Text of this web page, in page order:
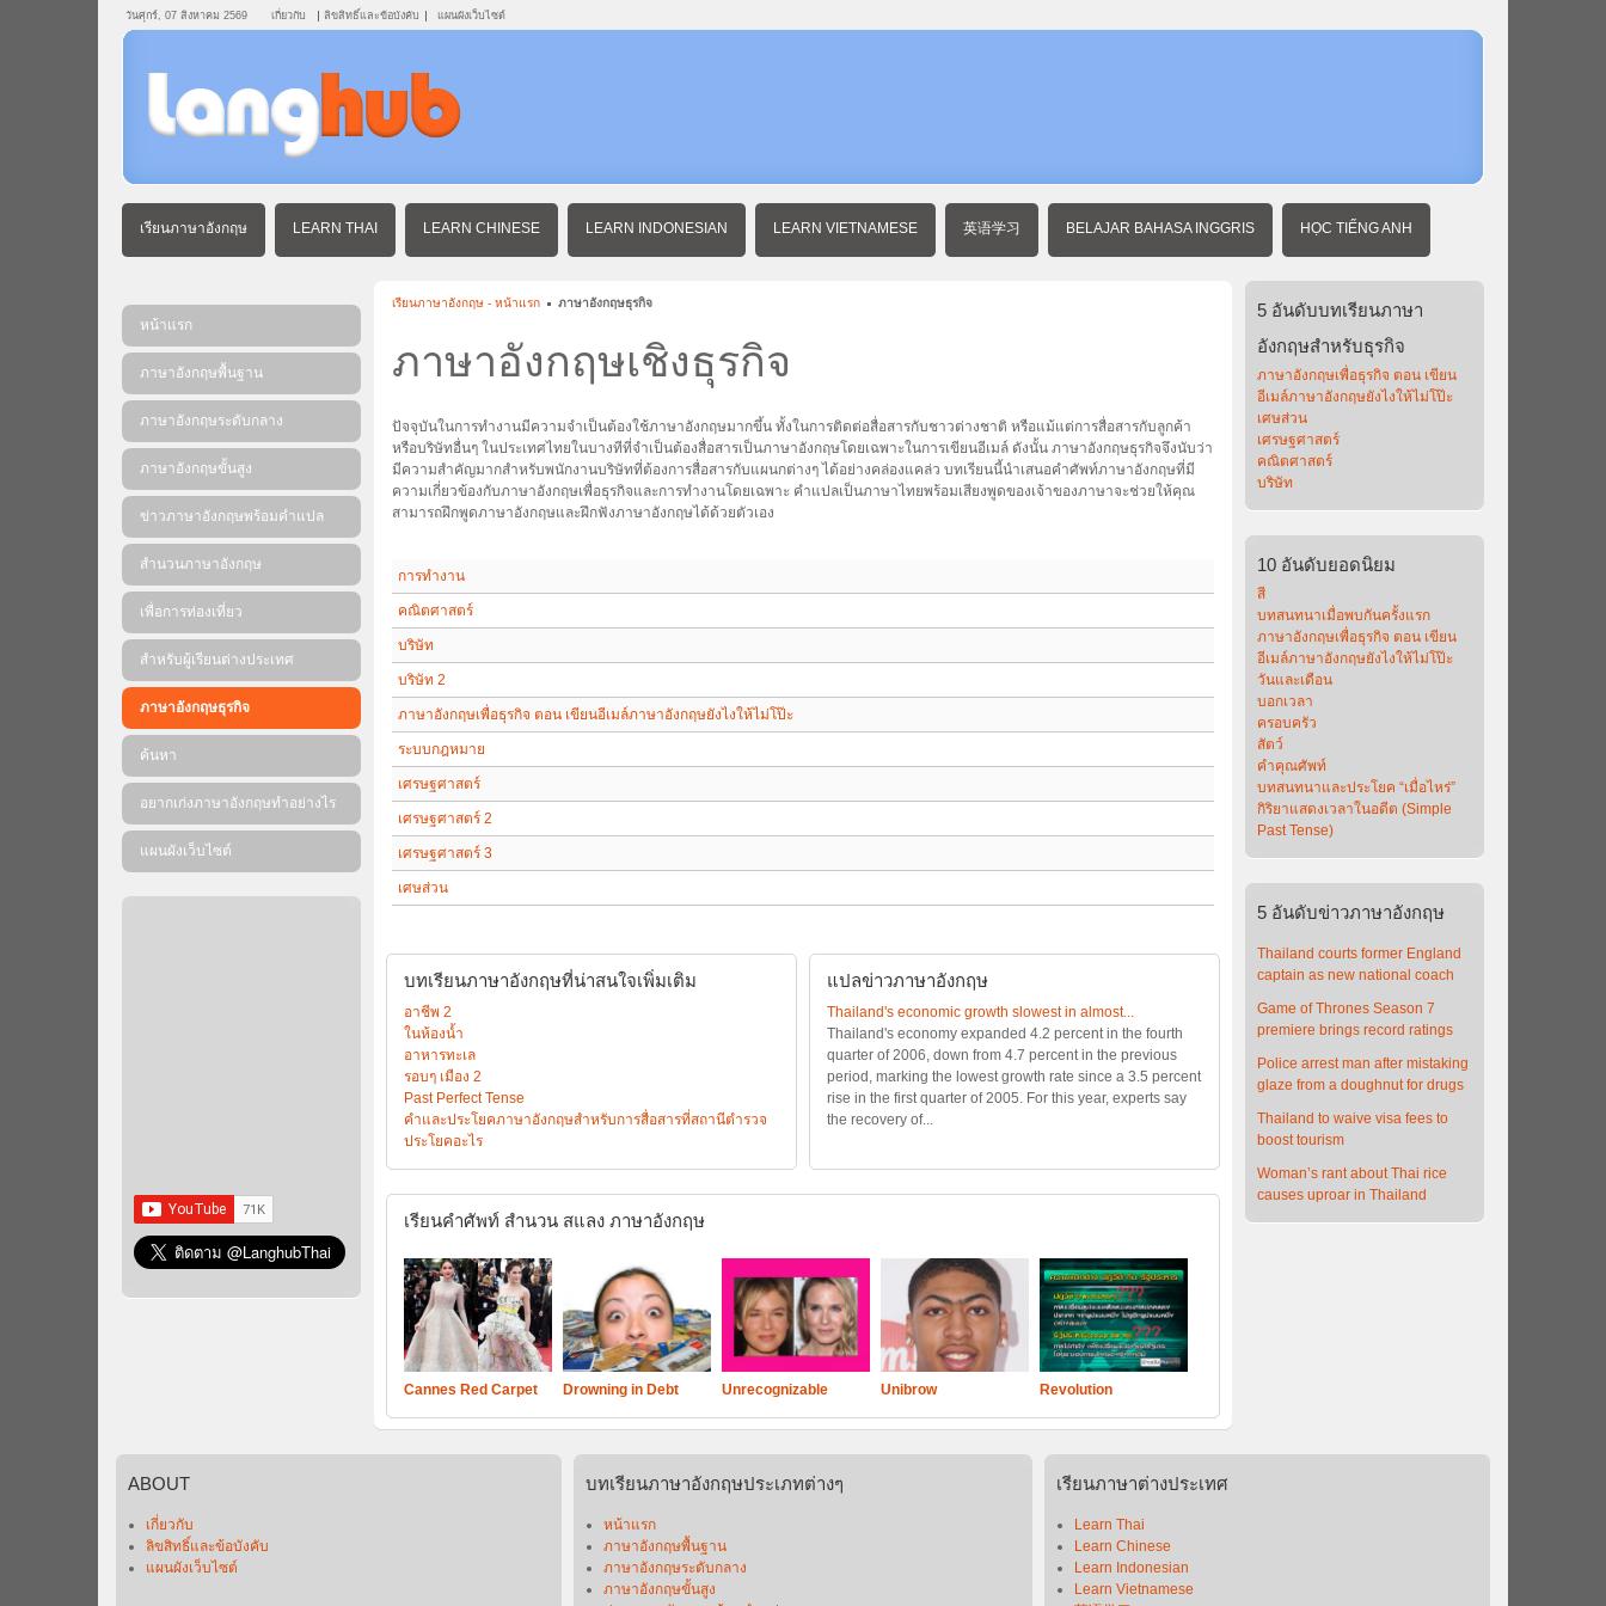
วันศุกร์, 07 สิงหาคม 2569 เกี่ยวกับ ลิขสิทธิ์และข้อบังคับ แผนผังเว็บไซต์
เรียนภาษาอังกฤษ LEARN THAI LEARN CHINESE LEARN INDONESIAN LEARN VIETNAMESE 英语学习 BELAJAR BAHASA INGGRIS HỌC TIẾNG ANH
เรียนภาษาอังกฤษ - หน้าแรก ภาษาอังกฤษธุรกิจ
ภาษาอังกฤษเชิงธุรกิจ
ปัจจุบันในการทำงานมีความจำเป็นต้องใช้ภาษาอังกฤษมากขึ้น ทั้งในการติดต่อสื่อสารกับชาวต่างชาติ หรือแม้แต่การสื่อสารกับลูกค้า
หรือบริษัทอื่นๆ ในประเทศไทยในบางทีที่จำเป็นต้องสื่อสารเป็นภาษาอังกฤษโดยเฉพาะในการเขียนอีเมล์ ดังนั้น ภาษาอังกฤษธุรกิจจึงนับว่า
มีความสำคัญมากสำหรับพนักงานบริษัทที่ต้องการสื่อสารกับแผนกต่างๆ ได้อย่างคล่องแคล่ว บทเรียนนี้นำเสนอคำศัพท์ภาษาอังกฤษที่มี
ความเกี่ยวข้องกับภาษาอังกฤษเพื่อธุรกิจและการทำงานโดยเฉพาะ คำแปลเป็นภาษาไทยพร้อมเสียงพูดของเจ้าของภาษาจะช่วยให้คุณ
สามารถฝึกพูดภาษาอังกฤษและฝึกฟังภาษาอังกฤษได้ด้วยตัวเอง
การทำงาน
คณิตศาสตร์
บริษัท
บริษัท 2
ภาษาอังกฤษเพื่อธุรกิจ ตอน เขียนอีเมล์ภาษาอังกฤษยังไงให้ไม่โป๊ะ
ระบบกฎหมาย
เศรษฐศาสตร์
เศรษฐศาสตร์ 2
เศรษฐศาสตร์ 3
เศษส่วน
บทเรียนภาษาอังกฤษที่น่าสนใจเพิ่มเติม
อาชีพ 2
ในห้องน้ำ
อาหารทะเล
รอบๆ เมือง 2
Past Perfect Tense
คำและประโยคภาษาอังกฤษสำหรับการสื่อสารที่สถานีตำรวจ
ประโยคอะไร
แปลข่าวภาษาอังกฤษ
Thailand's economic growth slowest in almost...
Thailand's economy expanded 4.2 percent in the fourth
quarter of 2006, down from 4.7 percent in the previous
period, marking the lowest growth rate since a 3.5 percent
rise in the first quarter of 2005. For this year, experts say
the recovery of...
เรียนคำศัพท์ สำนวน สแลง ภาษาอังกฤษ
Cannes Red Carpet Drowning in Debt Unrecognizable Unibrow Revolution
หน้าแรก
ภาษาอังกฤษพื้นฐาน
ภาษาอังกฤษระดับกลาง
ภาษาอังกฤษขั้นสูง
ข่าวภาษาอังกฤษพร้อมคําแปล
สำนวนภาษาอังกฤษ
เพื่อการท่องเที่ยว
สำหรับผู้เรียนต่างประเทศ
ภาษาอังกฤษธุรกิจ
ค้นหา
อยากเก่งภาษาอังกฤษทำอย่างไร
แผนผังเว็บไซต์
5 อันดับบทเรียนภาษา
อังกฤษสำหรับธุรกิจ
ภาษาอังกฤษเพื่อธุรกิจ ตอน เขียน
อีเมล์ภาษาอังกฤษยังไงให้ไม่โป๊ะ
เศษส่วน
เศรษฐศาสตร์
คณิตศาสตร์
บริษัท
10 อันดับยอดนิยม
สี
บทสนทนาเมื่อพบกันครั้งแรก
ภาษาอังกฤษเพื่อธุรกิจ ตอน เขียน
อีเมล์ภาษาอังกฤษยังไงให้ไม่โป๊ะ
วันและเดือน
บอกเวลา
ครอบครัว
สัตว์
คำคุณศัพท์
บทสนทนาและประโยค “เมื่อไหร่”
กิริยาแสดงเวลาในอดีต (Simple
Past Tense)
5 อันดับข่าวภาษาอังกฤษ
Thailand courts former England
captain as new national coach
Game of Thrones Season 7
premiere brings record ratings
Police arrest man after mistaking
glaze from a doughnut for drugs
Thailand to waive visa fees to
boost tourism
Woman’s rant about Thai rice
causes uproar in Thailand
ABOUT
เกี่ยวกับ
ลิขสิทธิ์และข้อบังคับ
แผนผังเว็บไซต์
บทเรียนภาษาอังกฤษประเภทต่างๆ
หน้าแรก
ภาษาอังกฤษพื้นฐาน
ภาษาอังกฤษระดับกลาง
ภาษาอังกฤษขั้นสูง
เรียนภาษาต่างประเทศ
Learn Thai
Learn Chinese
Learn Indonesian
Learn Vietnamese